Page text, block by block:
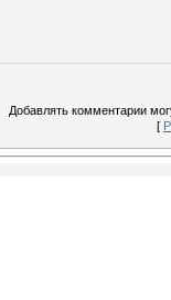
Добавлять комментарии
[